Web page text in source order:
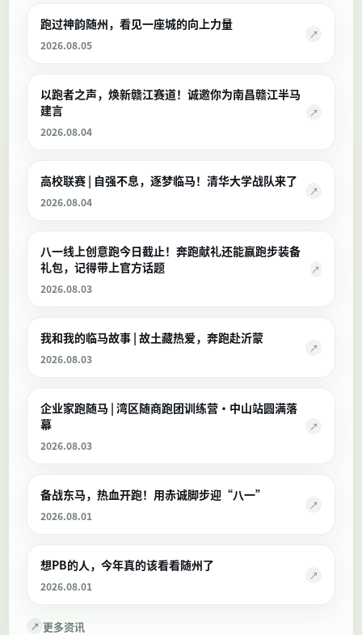
跑过神韵随州，看见一座城的向上力量
2026.08.05
↗
以跑者之声，焕新赣江赛道！诚邀你为南昌赣江半马
建言
2026.08.04
↗
高校联赛 | 自强不息，逐梦临马！清华大学战队来了
2026.08.04
↗
八一线上创意跑今日截止！奔跑献礼还能赢跑步装备
礼包，记得带上官方话题
2026.08.03
↗
我和我的临马故事 | 故土藏热爱，奔跑赴沂蒙
2026.08.03
↗
企业家跑随马 | 湾区随商跑团训练营·中山站圆满落
幕
2026.08.03
↗
备战东马，热血开跑！用赤诚脚步迎“八一”
2026.08.01
↗
想PB的人，今年真的该看看随州了
2026.08.01
↗
↗ 更多资讯